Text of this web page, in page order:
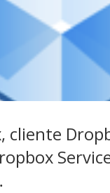
Pro de 15″
uséis KDE, sólo
para los «kadeeros»
[…]
cliente